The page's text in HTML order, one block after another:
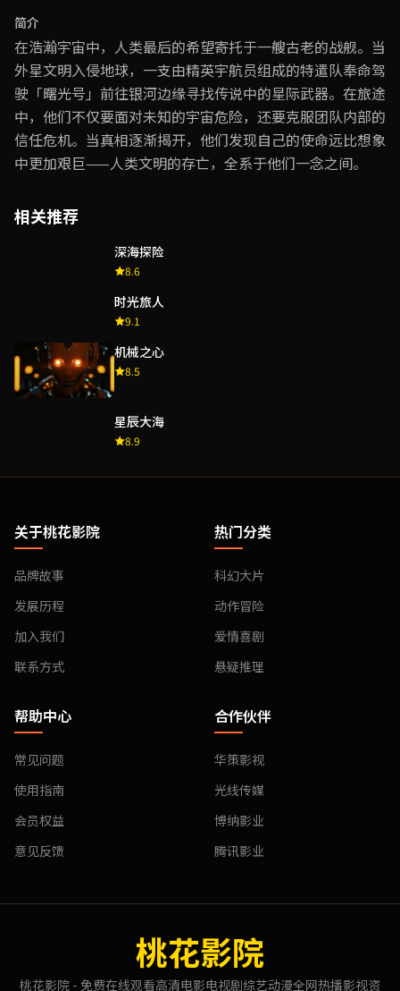
简介
在浩瀚宇宙中，人类最后的希望寄托于一艘古老的战舰。当
外星文明入侵地球，一支由精英宇航员组成的特遣队奉命驾
驶「曙光号」前往银河边缘寻找传说中的星际武器。在旅途
中，他们不仅要面对未知的宇宙危险，还要克服团队内部的
信任危机。当真相逐渐揭开，他们发现自己的使命远比想象
中更加艰巨——人类文明的存亡，全系于他们一念之间。
相关推荐
深海探险
8.6
时光旅人
9.1
机械之心
8.5
星辰大海
8.9
关于桃花影院
品牌故事
发展历程
加入我们
联系方式
热门分类
科幻大片
动作冒险
爱情喜剧
悬疑推理
帮助中心
常见问题
使用指南
会员权益
意见反馈
合作伙伴
华策影视
光线传媒
博纳影业
腾讯影业
桃花影院
桃花影院 - 免费在线观看高清电影电视剧综艺动漫全网热播影视资